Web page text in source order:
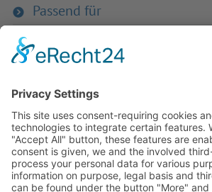
Passend für
Zurück zum Produkt
Haben Sie Fra­gen an uns?
Dann neh­men Sie doch ein­fach Kon­
takt mit uns auf – Wir bera­ten Sie
gerne ganz indi­vi­du­ell!